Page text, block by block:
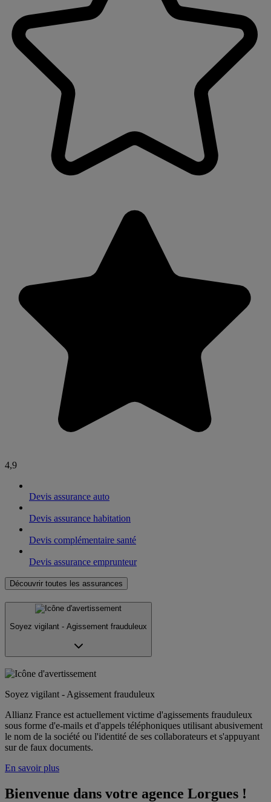
4,9
Devis assurance auto
Devis assurance habitation
Devis complémentaire santé
Devis assurance emprunteur
Découvrir toutes les assurances
Soyez vigilant - Agissement frauduleux
Soyez vigilant - Agissement frauduleux
Allianz France est actuellement victime d'agissements frauduleux
sous forme d'e-mails et d'appels téléphoniques utilisant abusivement
le nom de la société ou l'identité de ses collaborateurs et s'appuyant
sur de faux documents.
En savoir plus
Bienvenue dans votre agence Lorgues !